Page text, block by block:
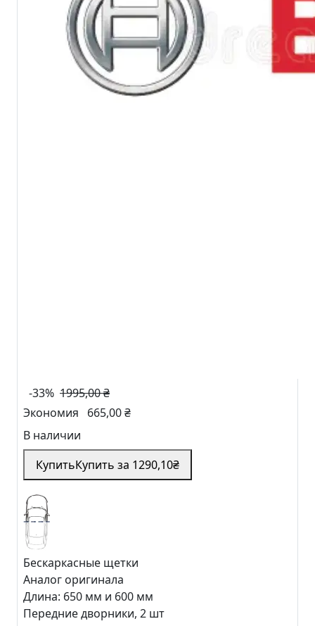
-33% 1995,00 ₴
Экономия
665,00 ₴
В наличии
КупитьКупить за 1290,10₴
Бескаркасные щетки
Аналог оригинала
Длина: 650 мм и 600 мм
Передние дворники, 2 шт